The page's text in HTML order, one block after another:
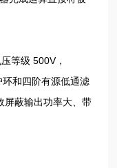
等级 500V，
和四阶有源低通滤
屏蔽输出功率大、带